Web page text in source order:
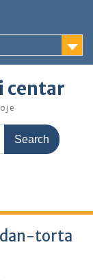
centar
torta